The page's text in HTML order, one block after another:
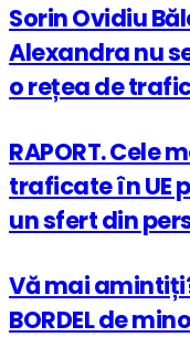
Sorin Ovidiu
Alexandra nu
o rețea de
RAPORT. Cele
traficate în UE
un sfert din
Vă mai
BORDEL de